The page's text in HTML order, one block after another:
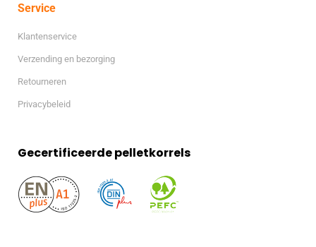
Service
Klantenservice
Verzending en bezorging
Retourneren
Privacybeleid
Gecertificeerde pelletkorrels